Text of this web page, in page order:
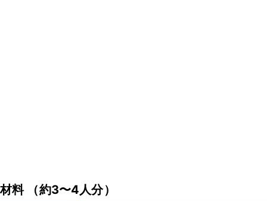
材料 （約3〜4人分）